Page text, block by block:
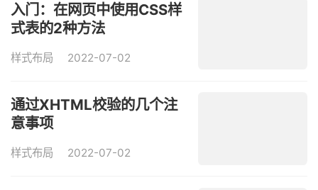
入门：在网页中使用CSS样
式表的2种方法
样式布局 2022-07-02
通过XHTML校验的几个注
意事项
样式布局 2022-07-02